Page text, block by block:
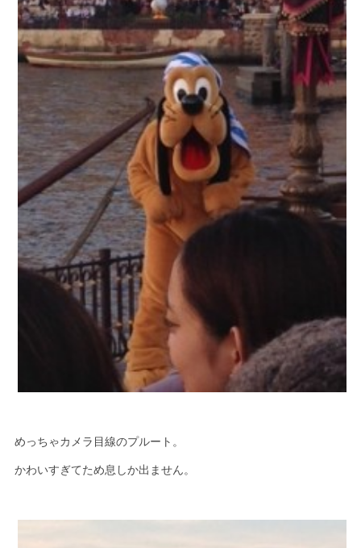
めっちゃカメラ目線のプルート。
かわいすぎてため息しか出ません。